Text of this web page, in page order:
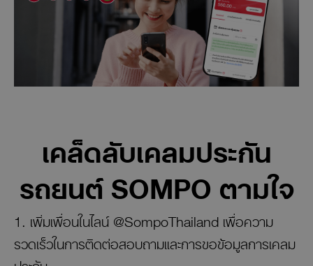
เคล็ดลับเคลมประกัน
รถยนต์ SOMPO ตามใจ
1. เพิ่มเพื่อนในไลน์ @SompoThailand เพื่อความ
รวดเร็วในการติดต่อสอบถามและการขอข้อมูลการเคลม